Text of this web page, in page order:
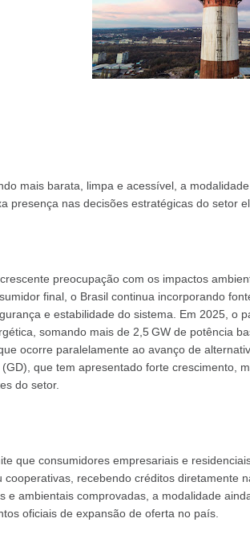
mais barata, limpa e acessível, a
presença nas decisões estratégicas do setor
preocupação com os impactos
final, o Brasil continua incorporando
e estabilidade do sistema. Em 2025, o
somando mais de 2,5 GW de potência
ocorre paralelamente ao avanço de
que tem apresentado forte crescimento,
do setor.
que consumidores empresariais e
cooperativas, recebendo créditos diretamente
e ambientais comprovadas, a modalidade
oficiais de expansão de oferta no país.